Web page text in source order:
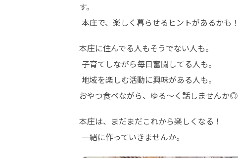
す。
本庄で、楽しく暮らせるヒントがあるかも！
本庄に住んでる人もそうでない人も。
おやつ食べながら、ゆる〜く話しませんか◎
本庄は、まだまだこれから楽しくなる！
一緒に作っていきませんか。